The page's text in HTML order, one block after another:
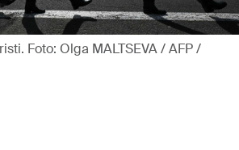
Foto: Olga MALTSEVA / AFP /